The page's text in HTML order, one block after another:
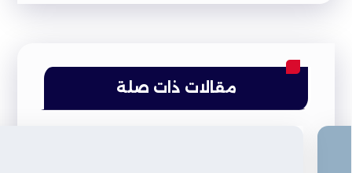
مقالات ذات صلة